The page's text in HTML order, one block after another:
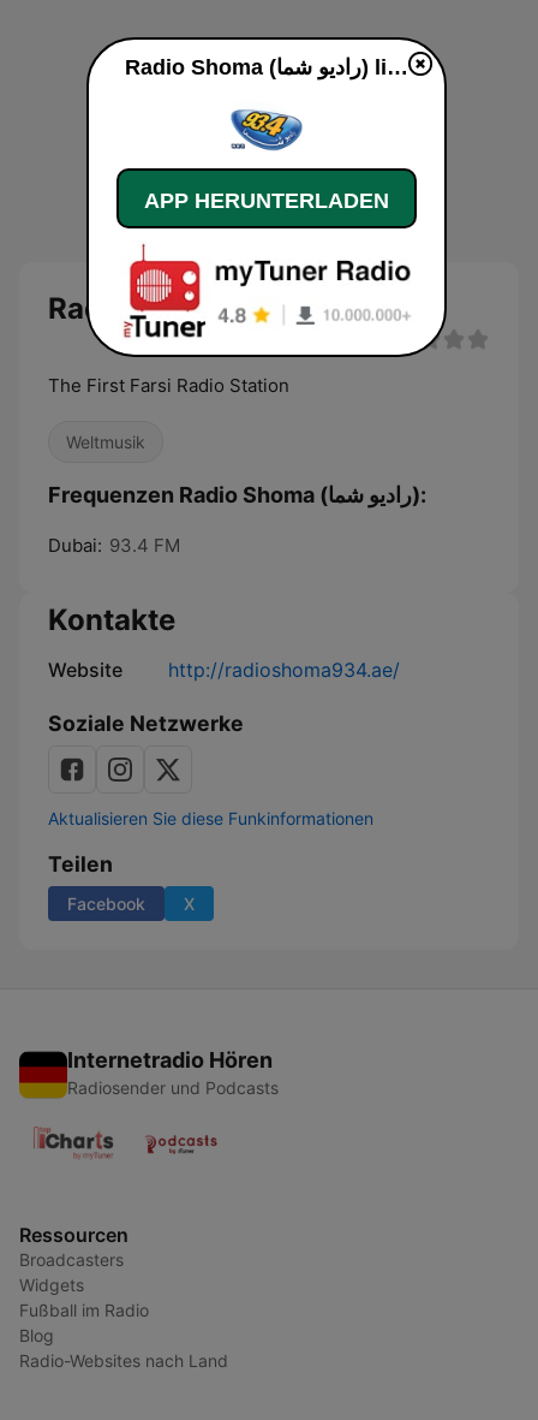
Radio Shoma (راديو شما)
The First Farsi Radio Station
Weltmusik
Frequenzen Radio Shoma (راديو شما):
Dubai: 93.4 FM
Kontakte
Website http://radioshoma934.ae/
Soziale Netzwerke
Aktualisieren Sie diese Funkinformationen
Teilen
Facebook X
Internetradio Hören
Radiosender und Podcasts
Ressourcen
Broadcasters
Widgets
Fußball im Radio
Blog
Radio-Websites nach Land
Radio Shoma (راديو شما) live
APP HERUNTERLADEN